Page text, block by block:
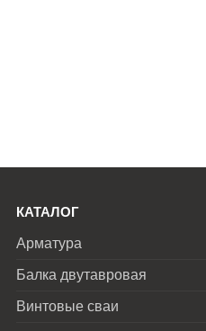
КАТАЛОГ
Арматура
Балка двутавровая
Винтовые сваи